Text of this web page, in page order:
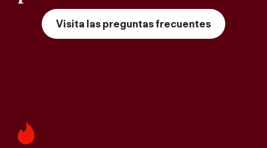
Visita las preguntas frecuentes